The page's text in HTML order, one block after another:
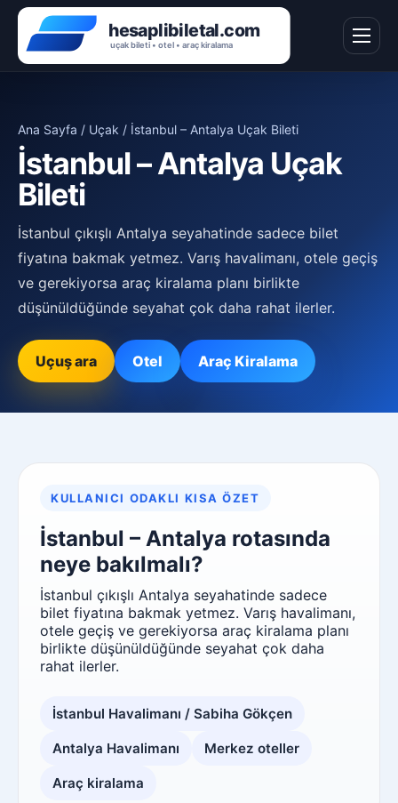
Ana Sayfa / Uçak / İstanbul – Antalya Uçak Bileti
İstanbul – Antalya Uçak
Bileti
İstanbul çıkışlı Antalya seyahatinde sadece bilet
fiyatına bakmak yetmez. Varış havalimanı, otele geçiş
ve gerekiyorsa araç kiralama planı birlikte
düşünüldüğünde seyahat çok daha rahat ilerler.
Uçuş ara Otel Araç Kiralama
KULLANICI ODAKLI KISA ÖZET
İstanbul – Antalya rotasında
neye bakılmalı?
İstanbul çıkışlı Antalya seyahatinde sadece
bilet fiyatına bakmak yetmez. Varış havalimanı,
otele geçiş ve gerekiyorsa araç kiralama planı
birlikte düşünüldüğünde seyahat çok daha
rahat ilerler.
İstanbul Havalimanı / Sabiha Gökçen
Antalya Havalimanı Merkez oteller
Araç kiralama